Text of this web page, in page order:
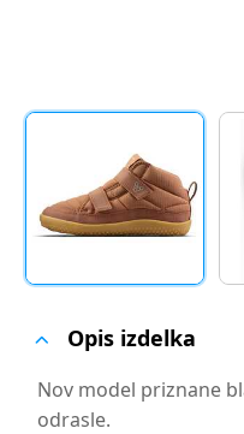
Opis izdelka
Nov model priznane
odrasle.